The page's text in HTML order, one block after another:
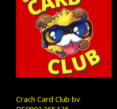
Crach Card Club bv